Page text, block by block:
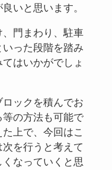
いと思います。
門まわり、駐車
った段階を踏み
はいかがでしょ
ックを積んでお
の方法も可能で
上で、今回はこ
を行うと考えて
なっていくと思